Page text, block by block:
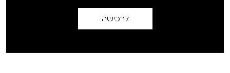
לרכישה